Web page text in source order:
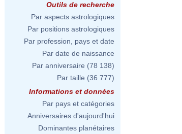
Outils de recherche
Par aspects astrologiques
Par positions astrologiques
Par profession, pays et date
Par date de naissance
Par anniversaire (78 138)
Par taille (36 777)
Informations et données
Par pays et catégories
Anniversaires d'aujourd'hui
Dominantes planétaires